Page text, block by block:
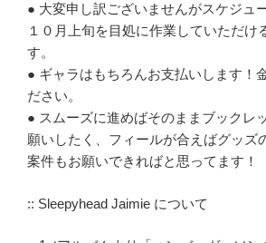
● 大変申し訳ございませんがスケジュ
１０月上旬を目処に作業していただけ
す。
● ギャラはもちろんお支払いします！
ださい。
● スムーズに進めばそのままブックレ
願いしたく、フィールが合えばグッズ
案件もお願いできればと思ってます！
:: Sleepyhead Jaimie について